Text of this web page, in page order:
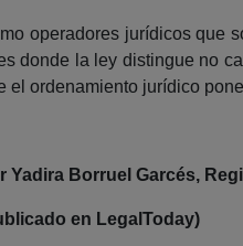
operadores jurídicos que
donde la ley distingue no
el ordenamiento jurídico
Yadira Borruel Garcés,
en LegalToday)